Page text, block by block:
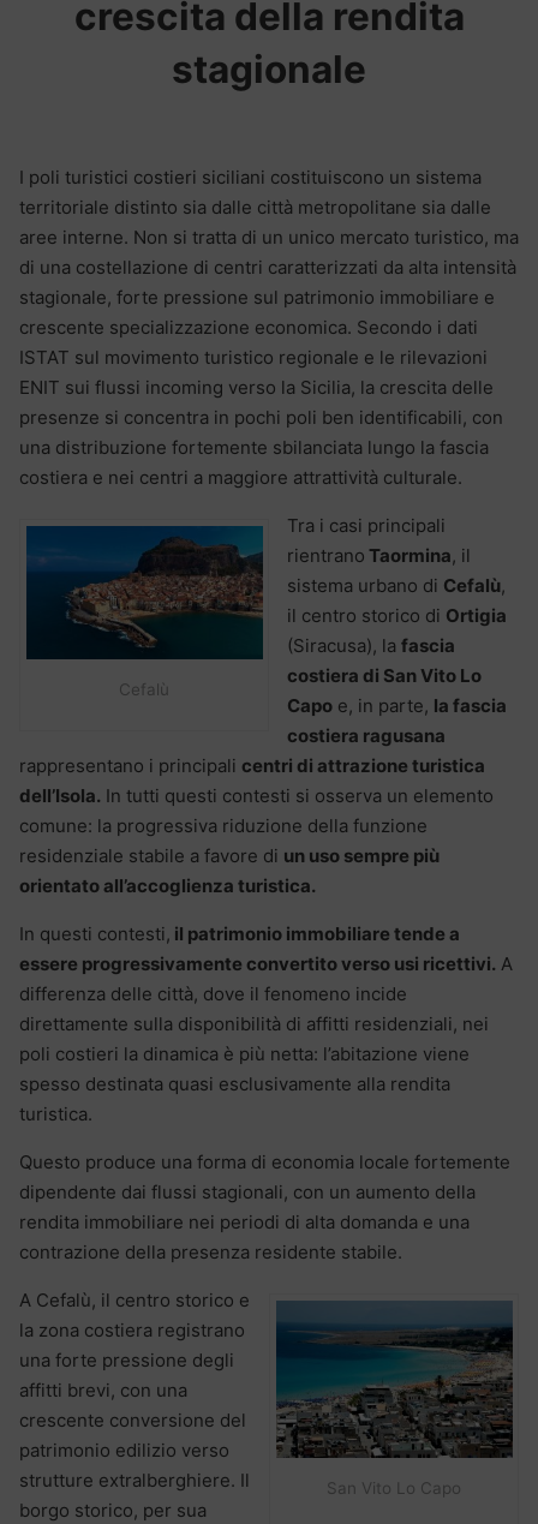
crescita della rendita
stagionale
I poli turistici costieri siciliani costituiscono un sistema
territoriale distinto sia dalle città metropolitane sia dalle
aree interne. Non si tratta di un unico mercato turistico, ma
di una costellazione di centri caratterizzati da alta intensità
stagionale, forte pressione sul patrimonio immobiliare e
crescente specializzazione economica. Secondo i dati
ISTAT sul movimento turistico regionale e le rilevazioni
ENIT sui flussi incoming verso la Sicilia, la crescita delle
presenze si concentra in pochi poli ben identificabili, con
una distribuzione fortemente sbilanciata lungo la fascia
costiera e nei centri a maggiore attrattività culturale.
Cefalù
Tra i casi principali
rientrano Taormina, il
sistema urbano di Cefalù,
il centro storico di Ortigia
(Siracusa), la fascia
costiera di San Vito Lo
Capo e, in parte, la fascia
costiera ragusana
rappresentano i principali centri di attrazione turistica
dell’Isola. In tutti questi contesti si osserva un elemento
comune: la progressiva riduzione della funzione
residenziale stabile a favore di un uso sempre più
orientato all’accoglienza turistica.
In questi contesti, il patrimonio immobiliare tende a
essere progressivamente convertito verso usi ricettivi. A
differenza delle città, dove il fenomeno incide
direttamente sulla disponibilità di affitti residenziali, nei
poli costieri la dinamica è più netta: l’abitazione viene
spesso destinata quasi esclusivamente alla rendita
turistica.
Questo produce una forma di economia locale fortemente
dipendente dai flussi stagionali, con un aumento della
rendita immobiliare nei periodi di alta domanda e una
contrazione della presenza residente stabile.
San Vito Lo Capo
A Cefalù, il centro storico e
la zona costiera registrano
una forte pressione degli
affitti brevi, con una
crescente conversione del
patrimonio edilizio verso
strutture extralberghiere. Il
borgo storico, per sua